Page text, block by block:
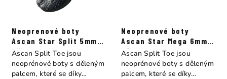
Neoprenové boty
Ascan Star Split 5mm s
děleným palcem
Ascan Split Toe jsou
neoprénové boty s děleným
palcem, které se díky
Neoprenové boty
Ascan Star Mega 6mm s
děleným palcem
Ascan Split Toe jsou
neoprénové boty s děleným
palcem, které se díky